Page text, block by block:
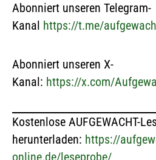
Abonniert unseren Telegram-
Kanal https://t.me/
Abonniert unseren X-
Kanal: https://x.com/
Kostenlose AUFGEWACHT-
herunterladen: https://